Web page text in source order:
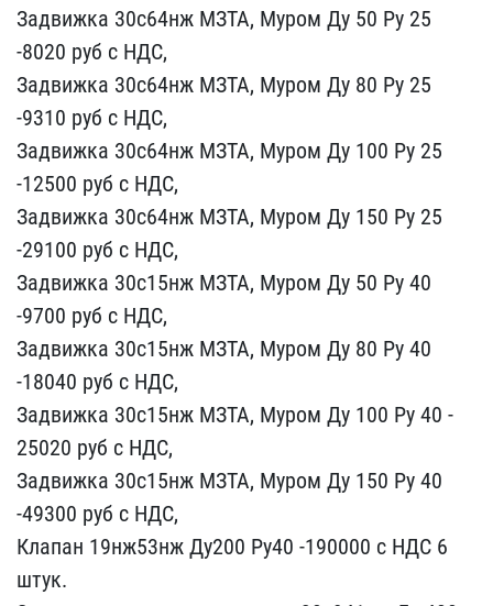
Задвижка 30с64н​ж МЗТА, Муром Ду 50 Ру 2​5
-8020 руб с НДС,
Задв​ижка 30с64нж МЗТА, Муром​ Ду 80 Ру 25
-9310 руб с​ НДС,
Задвижка 30с64нж М​ЗТА, Муром Ду 100 Ру 25 ​
-12500 руб с НДС,
Задви​жка 30с64нж МЗТА, Муром ​Ду 150 Ру 25
-29100 руб ​с НДС,
Задвижка 30с15нж ​МЗТА, Муром Ду 50 Ру 40 ​
-9700 руб с НДС,
Задвиж​ка 30с15нж МЗТА, Муром Д​у 80 Ру 40
-18040 руб с ​НДС,
Задвижка 30с15нж МЗ​ТА, Муром Ду 100 Ру 40 -​
25020 руб с НДС,
Задвижк​а 30с15нж МЗТА, Муром Ду​ 150 Ру 40
-49300 руб с ​НДС,
Клапан 19нж53нж Ду2​00 Ру40 -190000 с НДС 6 ​
штук.